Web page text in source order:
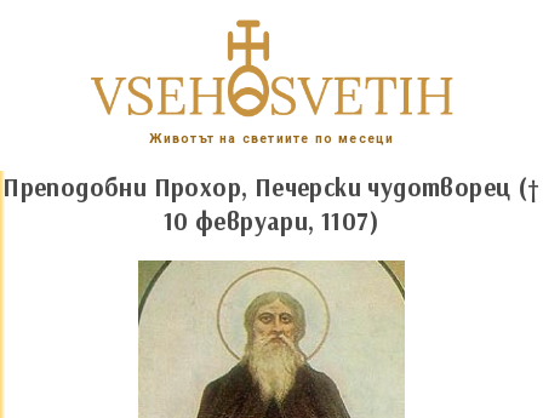
Животът на светиите по месеци
Преподобни Прохор, Печерски чудотворец (†
10 февруари, 1107)